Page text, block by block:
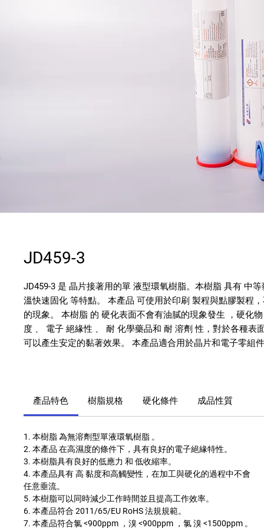
JD459-3
JD459-3 是 晶片接著用的單 液型環氧樹脂。本樹脂 具有 中
溫快速固化 等特點。 本產品 可使用於印刷 製程與點膠製程
的現象。 本樹脂 的 硬化表面不會有油膩的現象發生 ，硬化
度 、 電子 絕緣性 、 耐 化學藥品和 耐 溶劑 性，對於各種表
可以產生安定的黏著效果。 本產品適合用於晶片和電子零組
產品特色 樹脂規格 硬化條件 成品性質
1. 本樹脂 為無溶劑型單液環氧樹脂 。
2. 本產品 在高濕度的條件下，具有良好的電子絕緣特性。
3. 本樹脂具有良好的低應力 和 低收縮率。
4. 本產品具有 高 黏度和高觸變性，在加工與硬化的過程中不會
任意垂流。
5. 本樹脂可以同時減少工作時間並且提高工作效率。
6. 本產品符合 2011/65/EU RoHS 法規規範。
7. 本產品符合氯 <900ppm ，溴 <900ppm ，氯 溴 <1500ppm 。